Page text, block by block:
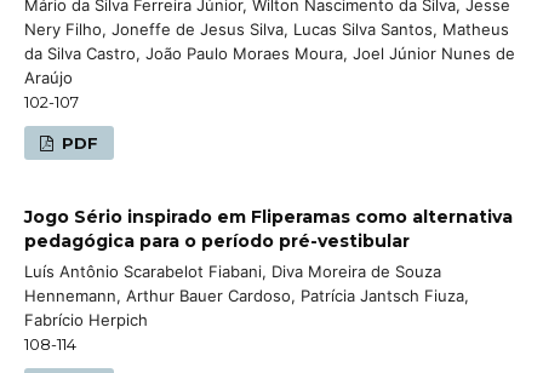
Mário da Silva Ferreira Júnior, Wilton Nascimento da Silva, Jesse
Nery Filho, Joneffe de Jesus Silva, Lucas Silva Santos, Matheus
da Silva Castro, João Paulo Moraes Moura, Joel Júnior Nunes de
Araújo
102-107
PDF
Jogo Sério inspirado em Fliperamas como alternativa
pedagógica para o período pré-vestibular
Luís Antônio Scarabelot Fiabani, Diva Moreira de Souza
Hennemann, Arthur Bauer Cardoso, Patrícia Jantsch Fiuza,
Fabrício Herpich
108-114